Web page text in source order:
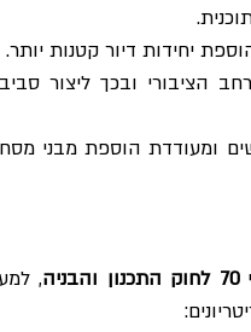
יחידות דיור קטנות יותר.
70 לחוק התכנון והבניה